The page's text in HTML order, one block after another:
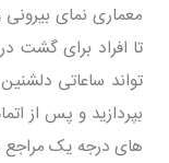
معماری نمای
تا افراد برای گشت
تواند ساعاتی
بپردازید و پس از
های درجه یک مراجع